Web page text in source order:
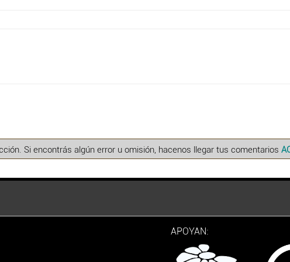
Si encontrás algún error u omisión, hacenos llegar tus comentarios
APOYAN: